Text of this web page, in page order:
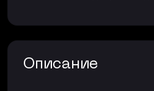
Описание